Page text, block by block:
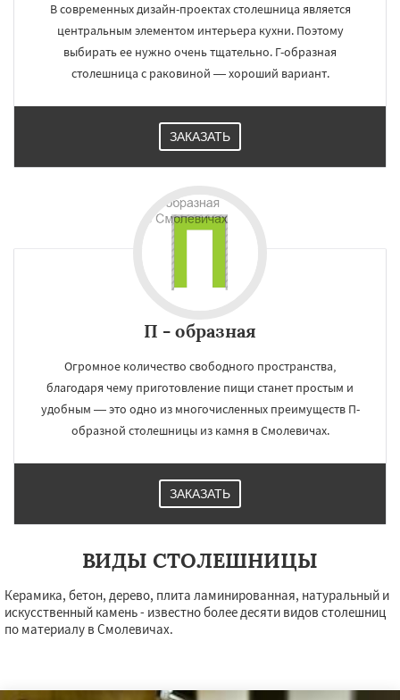
В современных дизайн-проектах столешница является
центральным элементом интерьера кухни. Поэтому
выбирать ее нужно очень тщательно. Г-образная
столешница с раковиной — хороший вариант.
ЗАКАЗАТЬ
П - образная
Огромное количество свободного пространства,
благодаря чему приготовление пищи станет простым и
удобным — это одно из многочисленных преимуществ П-
образной столешницы из камня в Смолевичах.
ЗАКАЗАТЬ
ВИДЫ СТОЛЕШНИЦЫ
Керамика, бетон, дерево, плита ламинированная, натуральный и
искусственный камень - известно более десяти видов столешниц
по материалу в Смолевичах.